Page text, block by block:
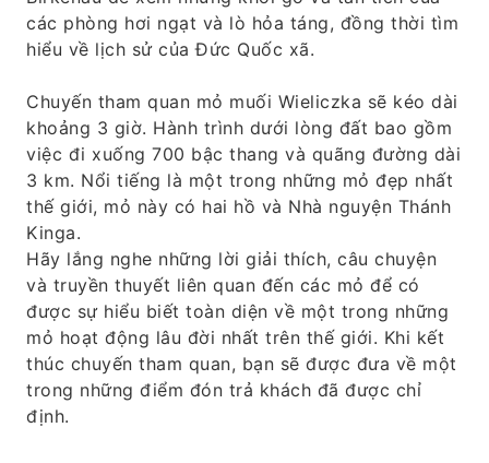
các phòng hơi ngạt và lò hỏa táng, đồng thời tìm
hiểu về lịch sử của Đức Quốc xã.
Chuyến tham quan mỏ muối Wieliczka sẽ kéo dài
khoảng 3 giờ. Hành trình dưới lòng đất bao gồm
việc đi xuống 700 bậc thang và quãng đường dài
3 km. Nổi tiếng là một trong những mỏ đẹp nhất
thế giới, mỏ này có hai hồ và Nhà nguyện Thánh
Kinga.
Hãy lắng nghe những lời giải thích, câu chuyện
và truyền thuyết liên quan đến các mỏ để có
được sự hiểu biết toàn diện về một trong những
mỏ hoạt động lâu đời nhất trên thế giới. Khi kết
thúc chuyến tham quan, bạn sẽ được đưa về một
trong những điểm đón trả khách đã được chỉ
định.